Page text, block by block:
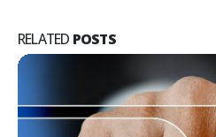
RELATED POSTS